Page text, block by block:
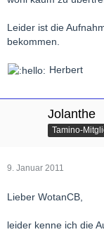
Leider ist die
bekommen.
Herbert
Jolanthe
Tamino-
9. Januar 2011
Lieber WotanCB,
leider kenne ich die